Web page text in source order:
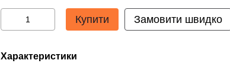
Купити Замовити швидко
Характеристики